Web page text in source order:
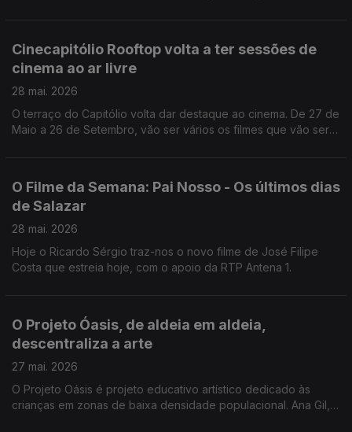
Cinecapitólio Rooftop volta a ter sessões de
cinema ao ar livre
28 mai. 2026
O terraço do Capitólio volta dar destaque ao cinema. De 27 de
Maio a 26 de Setembro, vão ser vários os filmes que vão ser
O Filme da Semana: Pai Nosso - Os últimos dias
de Salazar
28 mai. 2026
Hoje o Ricardo Sérgio traz-nos o novo filme de José Filipe
Costa que estreia hoje, com o apoio da RTP Antena 1.
O Projeto Óasis, de aldeia em aldeia,
descentraliza a arte
27 mai. 2026
O Projeto Oásis é projeto educativo artístico dedicado às
crianças em zonas de baixa densidade populacional. Ana Gil,